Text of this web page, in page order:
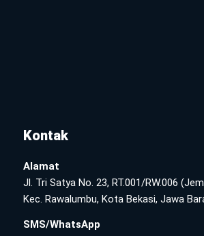
Kontak
Alamat
Jl. Tri Satya No. 23, RT.001/RW.006
Kec. Rawalumbu, Kota Bekasi, Jawa
SMS/WhatsApp